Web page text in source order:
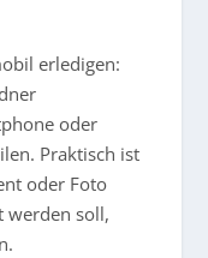
erledigen:
oder
Praktisch ist
oder Foto
werden soll,